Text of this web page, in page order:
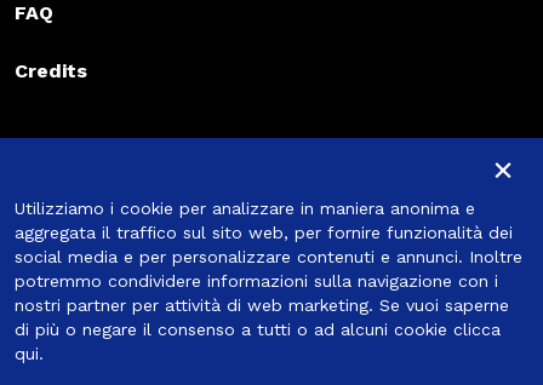
FAQ
Credits
Iscriviti alla newsletter
Iscriviti
Seguici
Utilizziamo i cookie per analizzare in maniera anonima e
aggregata il traffico sul sito web, per fornire funzionalità dei
social media e per personalizzare contenuti e annunci. Inoltre
potremmo condividere informazioni sulla navigazione con i
nostri partner per attività di web marketing. Se vuoi saperne
di più o negare il consenso a tutti o ad alcuni cookie clicca
qui.
×